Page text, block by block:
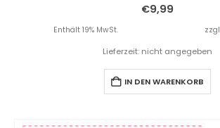
€9,99
Enthält 19% MwSt.
Lieferzeit: nicht angegeben
IN DEN WARENKORB